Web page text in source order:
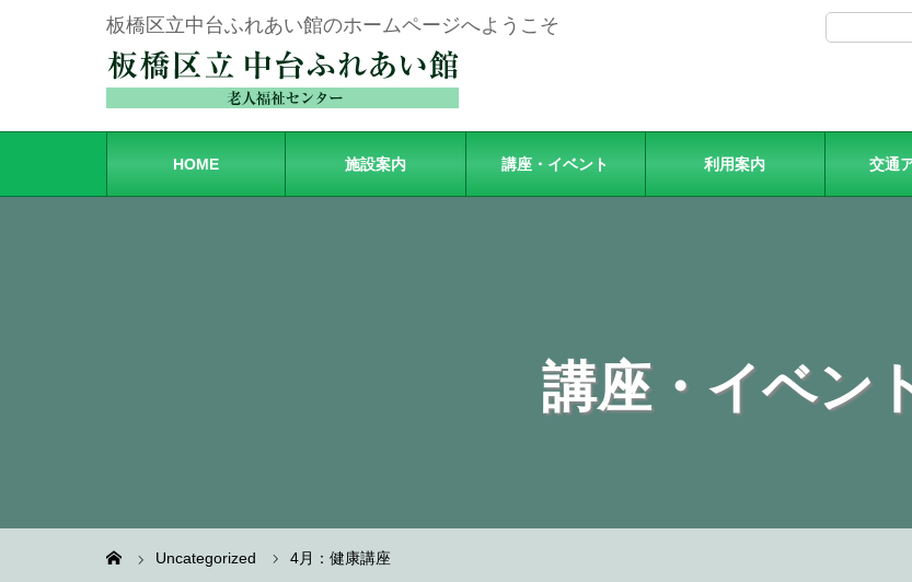
板橋区立中台ふれあい館のホームページへようこそ
HOME 施設案内 講座・イベント 利用案内 交通
講座・イベン
Uncategorized 4月：健康講座